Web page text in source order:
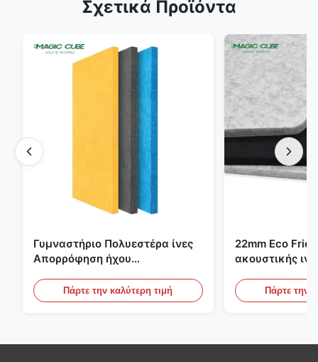
Σχετικά Προϊόντα
Γυμναστήριο Πολυεστέρα ίνες
Απορρόφηση ήχου
εξατομικευμένο σχεδιασμό
Πάρτε την καλύτερη τιμή
22mm Eco
ακουστικής
σινεμάΠάρτε την